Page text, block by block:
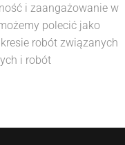
i zaangażowanie w
polecić jako
robót związanych
i robót